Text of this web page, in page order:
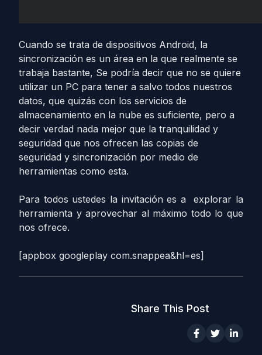
Cuando se trata de dispositivos Android, la
sincronización es un área en la que realmente se
trabaja bastante, Se podría decir que no se quiere
utilizar un PC para tener a salvo todos nuestros
datos, que quizás con los servicios de
almacenamiento en la nube es suficiente, pero a
decir verdad nada mejor que la tranquilidad y
seguridad que nos ofrecen las copias de
seguridad y sincronización por medio de
herramientas como esta.
Para todos ustedes la invitación es a explorar la
herramienta y aprovechar al máximo todo lo que
nos ofrece.
[appbox googleplay com.snappea&hl=es]
Share This Post